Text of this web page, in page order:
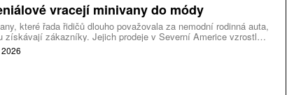
vracejí minivany do módy
které řada řidičů dlouho považovala za nemodní rodinná auta,
získávají zákazníky. Jejich prodeje v Severní Americe vzrostly
roku 2025 přibližně o pětinu. Zájem táhnou mladé rodiny, starší
lidé, kteří auto využívají k práci.